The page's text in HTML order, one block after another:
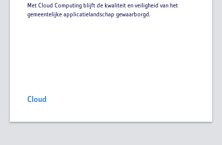
Met Cloud Computing blijft de kwaliteit en veiligheid van het
gemeentelijke applicatielandschap gewaarborgd.
Cloud